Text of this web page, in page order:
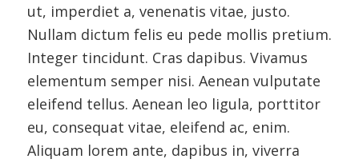
ut, imperdiet a, venenatis vitae, justo.
Nullam dictum felis eu pede mollis pretium.
Integer tincidunt. Cras dapibus. Vivamus
elementum semper nisi. Aenean vulputate
eleifend tellus. Aenean leo ligula, porttitor
eu, consequat vitae, eleifend ac, enim.
Aliquam lorem ante, dapibus in, viverra